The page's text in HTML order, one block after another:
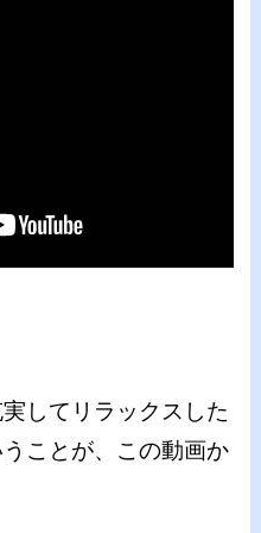
してリラックスした
ことが、この動画か